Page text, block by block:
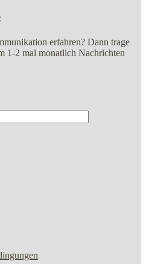
erfahren? Dann trage
1-2 mal monatlich Nachrichten